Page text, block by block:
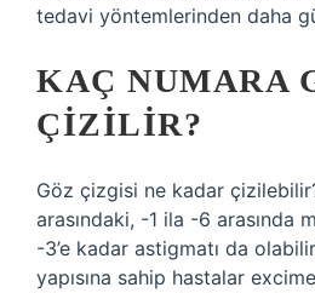
tedavi yöntemlerinden daha
KAÇ NUMARA
ÇIZILIR?
Göz çizgisi ne kadar
arasındaki, -1 ila -6 arasında
-3’e kadar astigmatı da
yapısına sahip hastalar